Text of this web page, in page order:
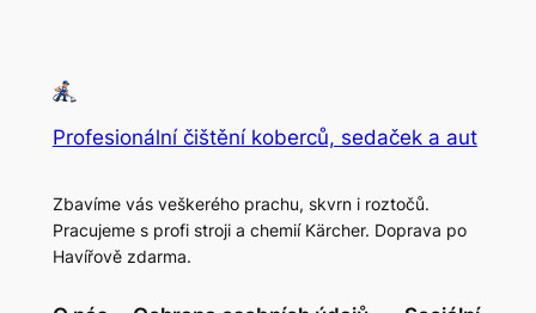
Profesionální čištění koberců, sedaček a aut
Zbavíme vás veškerého prachu, skvrn i roztočů.
Pracujeme s profi stroji a chemií Kärcher. Doprava po
Havířově zdarma.